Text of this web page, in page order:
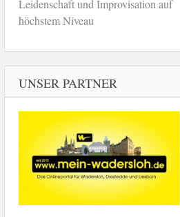
Leidenschaft und Improvisation auf
höchstem Niveau
UNSER PARTNER